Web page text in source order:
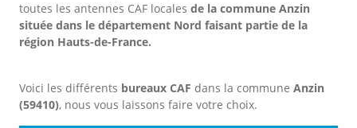
toutes les antennes CAF locales de la commune Anzin
située dans le département Nord faisant partie de la
région Hauts-de-France.
Voici les différents bureaux CAF dans la commune Anzin
(59410), nous vous laissons faire votre choix.